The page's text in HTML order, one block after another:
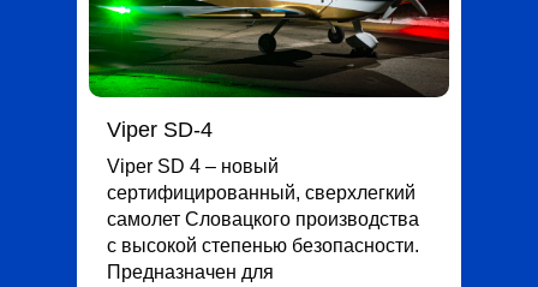
Viper SD-4
Viper SD 4 – новый
сертифицированный, сверхлегкий
самолет Словацкого производства
с высокой степенью безопасности.
Предназначен для